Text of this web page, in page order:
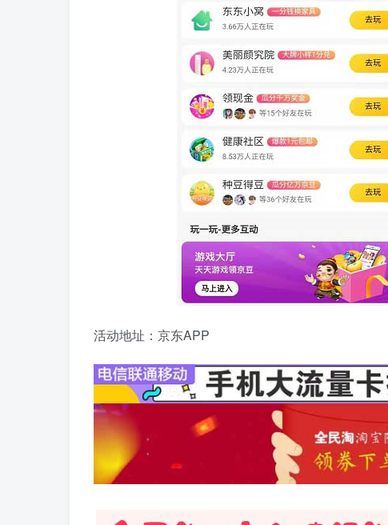
活动地址：京东APP